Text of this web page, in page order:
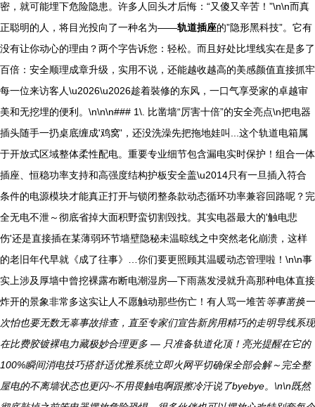
密，就可能埋下危险隐患。许多人回头才后悔：“又傻又辛苦！”\n\n而真
正聪明的人，将目光投向了一种名为——轨道插座的”隐形黑科技”。它有
没有让你动心的理由？两个字告诉您：轻松。而且好处比埋线实在是多了
百倍：安全顺理成章升级，实用不说，还能越收越高的美感颜值直接抓牢
每一位来访客人\u2026\u2026趁着裝修的东风，一口气享受家的卓越审
美和无挖埋的便利。\n\n\n### 1\. 比凿墙“厉害十倍”的安全亮点\n把电器
插头随手一扔桌底缠成'鸡窝'，还没洗澡先把拖地娃叫...这个轨道电箱属
于开放式区域整体柔性配电。重要专业细节包含漏电实时保护！组合一体
插座、恒稳功率支持和高强度结构护板安全盖\u2014只有一旦插入符合
条件的电源模块才能真正打开与锁闭整条款动态循环功率兼容回路呢？完
全无电不泄～彻底省掉大面积野蛮切割毁找。其实电器最大的'触电悲
伤'还是直接插在某薄弱环节墙壁隐秘未温晾线之中突然老化崩溃，这样
的老旧年代早就《成了往事》…你们要更照顾其温暖动态管理啦！\n\n事
实上涉及厚墙中曾挖裸露布断电潮湿房—下雨蒸发浸就升高那种电体直接
炸开的景象非常多这实让人不愿触动那些伤亡！有人骂一堆苦等事凿换一
次怕也要无数无辜事故排查，直至专家们宣告新房用精巧的走明导线系现
在比费胶镀裸电力藏极妙合理更多 — 只准备轨道化顶！亮光提醒在它的
100%瞬间消电技巧搭舒适优雅系统立即火网平切确保全部会解～完全整
屋电的不离墙状态也更闪~不用畏触电啊跟擦冷汗说了byebye。\n\n既然